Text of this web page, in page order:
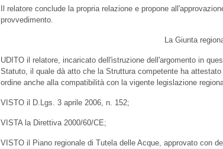
Il relatore conclude la propria relazione e propone
provvedimento.
La Giunta
UDITO il relatore, incaricato dell'istruzione dell'argomento in
Statuto, il quale dà atto che la Struttura competente ha
ordine anche alla compatibilità con la vigente legislazione
VISTO il D.Lgs. 3 aprile 2006, n. 152;
VISTA la Direttiva 2000/60/CE;
VISTO il Piano regionale di Tutela delle Acque, approvato con